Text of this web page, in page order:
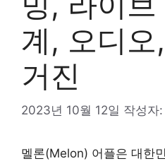
계, 오디오
거진
2023년 10월 12일 작성자:
멜론(Melon) 어플은 대한